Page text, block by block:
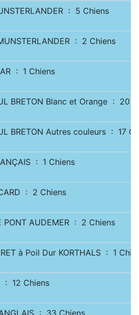
: 5 Chiens
: 2 Chiens
: 1 Chiens
BRETON Blanc et Orange : 20
BRETON Autres couleurs : 17
: 1 Chiens
: 2 Chiens
PONT AUDEMER : 2 Chiens
à Poil Dur KORTHALS : 1
: 12 Chiens